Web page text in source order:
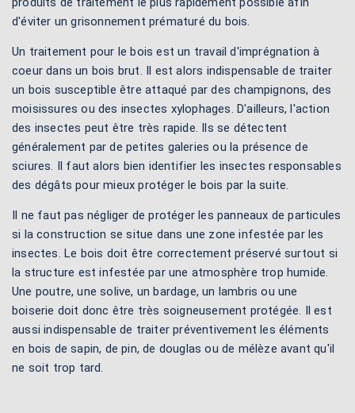
d'éviter un grisonnement prématuré du bois.
Un traitement pour le bois est un travail d'imprégnation à
coeur dans un bois brut. Il est alors indispensable de traiter
un bois susceptible être attaqué par des champignons, des
moisissures ou des insectes xylophages. D'ailleurs, l'action
des insectes peut être très rapide. Ils se détectent
généralement par de petites galeries ou la présence de
sciures. Il faut alors bien identifier les insectes responsables
des dégâts pour mieux protéger le bois par la suite.
Il ne faut pas négliger de protéger les panneaux de particules
si la construction se situe dans une zone infestée par les
insectes. Le bois doit être correctement préservé surtout si
la structure est infestée par une atmosphère trop humide.
Une poutre, une solive, un bardage, un lambris ou une
boiserie doit donc être très soigneusement protégée. Il est
aussi indispensable de traiter préventivement les éléments
en bois de sapin, de pin, de douglas ou de mélèze avant qu'il
ne soit trop tard.